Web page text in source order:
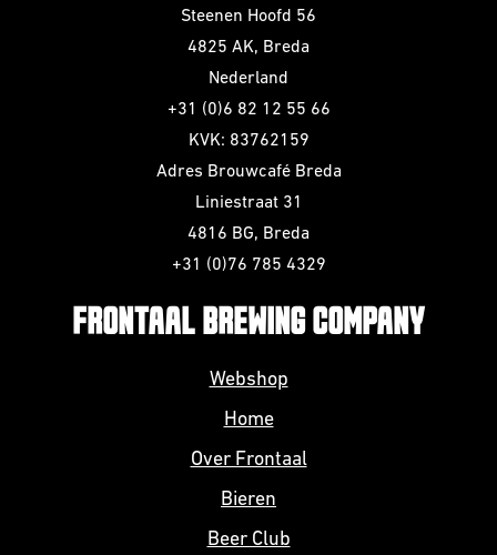
Steenen Hoofd 56
4825 AK, Breda
Nederland
+31 (0)6 82 12 55 66
KVK: 83762159
Adres Brouwcafé Breda
Liniestraat 31
4816 BG, Breda
+31 (0)76 785 4329
FRONTAAL BREWING COMPANY
Webshop
Home
Over Frontaal
Bieren
Beer Club